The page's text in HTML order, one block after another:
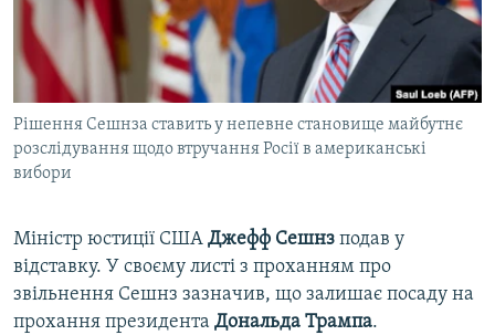
ДЕПОРТАЦІЯ
ВІДЕОУРОКИ «ELIFBE»
СВІДЧЕННЯ ОКУПАЦІЇ
УКРАЇНСЬКА ПРОБЛЕМА КРИМУ
ІНФОГРАФІКА
ЯК ОБІЙТИ БЛОКУВАННЯ
Русский
Qırımtatar
ДОЛУЧАЙСЯ!
Усі сайти RFE/RL
Рішення Сешнза ставить у непевне становище майбутнє
розслідування щодо втручання Росії в американські
вибори
Міністр юстиції США Джефф Сешнз подав у
відставку. У своєму листі з проханням про
звільнення Сешнз зазначив, що залишає посаду на
прохання президента Дональда Трампа.